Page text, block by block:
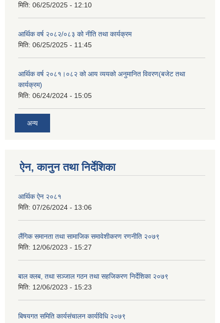
मिति: 06/25/2025 - 12:10
आर्थिक वर्ष २०८२/०८३ को नीति तथा कार्यक्रम
मिति: 06/25/2025 - 11:45
आर्थिक वर्ष २०८१।०८२ को आय व्ययको अनुमानित विवरण(बजेट तथा
कार्यक्रम)
मिति: 06/24/2024 - 15:05
अन्य
ऐन, कानुन तथा निर्देशिका
आर्थिक ऐन २०८१
मिति: 07/26/2024 - 13:06
लैंगिक समानता तथा सामाजिक समावेशीकरण रणनीति २०७९
मिति: 12/06/2023 - 15:27
बाल क्लब, तथा सञ्जाल गठन तथा सहजिकरण निर्देशिका २०७९
मिति: 12/06/2023 - 15:23
बिषयगत समिति कार्यसंचालन कार्यविधि २०७९